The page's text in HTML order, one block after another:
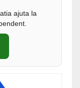
ajuta la